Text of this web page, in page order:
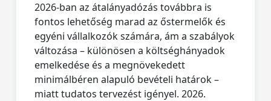
2026-ban az átalányadózás továbbra is
fontos lehetőség marad az őstermelők és
egyéni vállalkozók számára, ám a szabályok
változása – különösen a költséghányadok
emelkedése és a megnövekedett
minimálbéren alapuló bevételi határok –
miatt tudatos tervezést igényel. 2026.